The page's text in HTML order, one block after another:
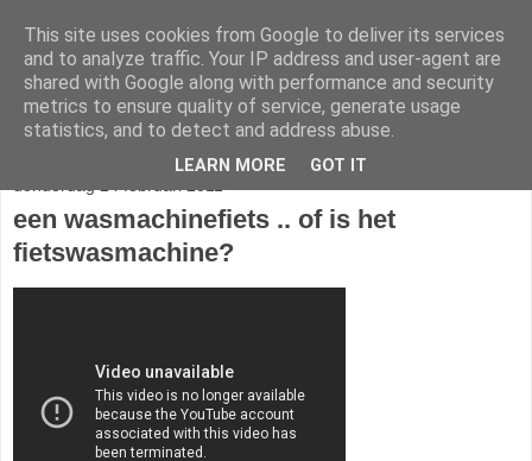
Trapkracht
veel leuke, mooie, grappige, fraaie en functionele fietsen
een wasmachinefiets .. of is het
fietswasmachine?
This site uses cookies from Google to deliver its services
and to analyze traffic. Your IP address and user-agent are
shared with Google along with performance and security
metrics to ensure quality of service, generate usage
statistics, and to detect and address abuse.
LEARN MORE GOT IT